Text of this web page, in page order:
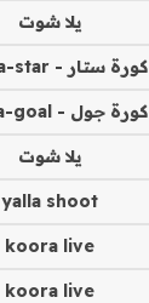
يلا شوت
كورة ستار - koora-star
كورة جول - koora-goal
يلا شوت
yalla shoot
koora live
koora live